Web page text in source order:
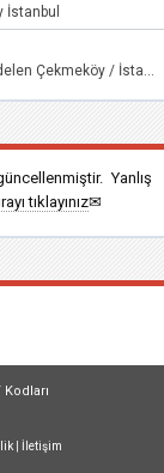
İstanbul
Taşdelen Mah. Turgut Özal Bulvarı No:104/A Taşdelen Çekmeköy / İstanbul
Yanlış
tıklayınız✉
Kodları
İletişim